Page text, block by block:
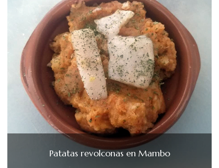
Patatas revolconas en Mambo